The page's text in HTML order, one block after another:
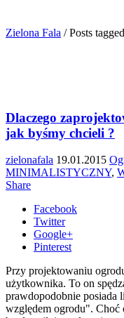
Zielona Fala /Posts
Dlaczego
jak byśmy chcieli ?
zielonafala 19.01.2015
MINIMALISTYCZNY,
Share
Facebook
Twitter
Google+
Pinterest
Przy projektowaniu
użytkownika. To on
prawdopodobnie posiada
względem ogrodu". Choć